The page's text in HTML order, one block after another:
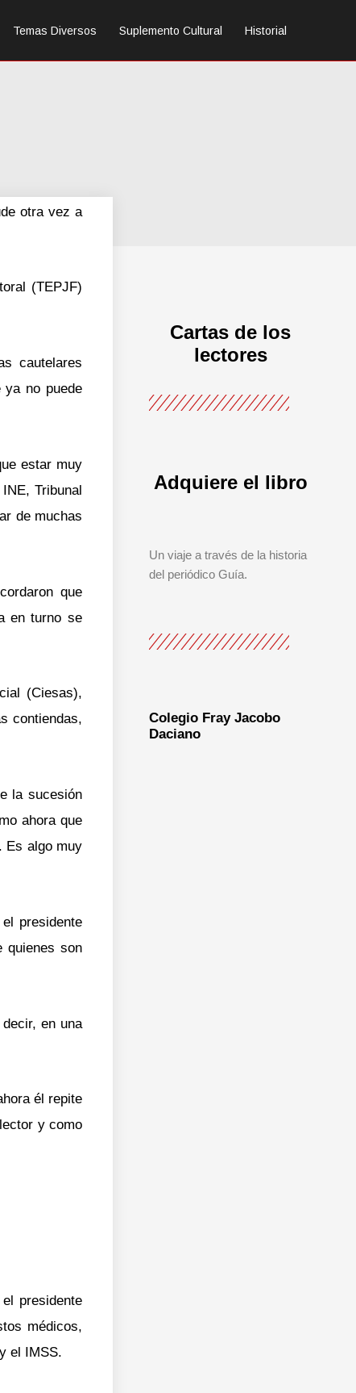
Temas Diversos Suplemento Cultural Historial
otra vez a
(TEPJF)
cautelares
ya no puede
estar muy
Tribunal
de muchas
que
en turno se
(Ciesas),
contiendas,
la sucesión
ahora que
Es algo muy
presidente
quienes son
en una
él repite
y como
presidente
médicos,
el IMSS.
Cartas de los
lectores
Adquiere el libro
Un viaje a través de la historia
del periódico Guía.
Colegio Fray Jacobo
Daciano